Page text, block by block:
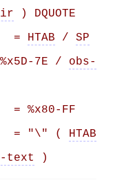
) DQUOTE
=
HTAB / SP
7E / obs-
= %x80-FF
= "\" (
HTAB
text )